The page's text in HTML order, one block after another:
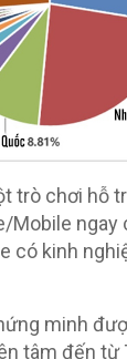
trò chơi hỗ
Mobile ngay
có kinh
minh
tâm đến từ